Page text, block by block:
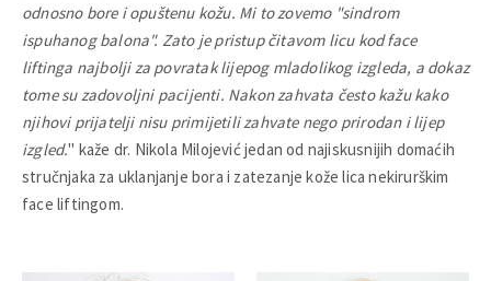
odnosno bore i opuštenu kožu. Mi to zovemo "sindrom
ispuhanog balona". Zato je pristup čitavom licu kod face
liftinga najbolji za povratak lijepog mladolikog izgleda, a dokaz
tome su zadovoljni pacijenti. Nakon zahvata često kažu kako
njihovi prijatelji nisu primijetili zahvate nego prirodan i lijep
izgled." kaže dr. Nikola Milojević jedan od najiskusnijih domaćih
stručnjaka za uklanjanje bora i zatezanje kože lica nekirurškim
face liftingom.